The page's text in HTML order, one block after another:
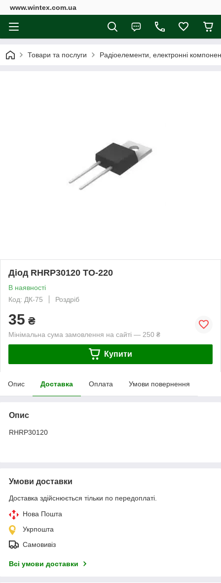
www.wintex.com.ua
Товари та послуги Радіоелементи, електронні
Діод RHRP30120 TO-220
В наявності
Код: ДК-75
Роздріб
35 ₴
Мінімальна сума замовлення на сайті — 250 ₴
Купити
Опис Доставка Оплата Умови повернення
Опис
RHRP30120
Умови доставки
Доставка здійснюється тільки по передоплаті.
Нова Пошта
Укрпошта
Самовивіз
Всі умови доставки